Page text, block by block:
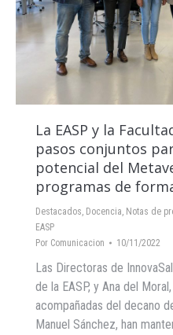
La EASP y la
pasos conjuntos
potencial del
programas de
Destacados, Docencia, Notas de
EASP
Por Comunicacion 10/11/2022
Las Directoras de
de la EASP, y Ana del
acompañadas del decano
Manuel Sánchez, han